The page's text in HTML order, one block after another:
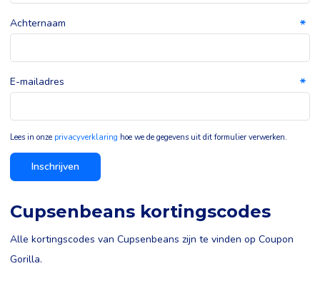
Achternaam
E-mailadres
Lees in onze privacyverklaring hoe we de gegevens uit dit formulier verwerken.
Inschrijven
Cupsenbeans kortingscodes
Alle kortingscodes van Cupsenbeans zijn te vinden op Coupon
Gorilla.